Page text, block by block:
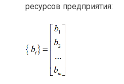
ресурсов предприятия: